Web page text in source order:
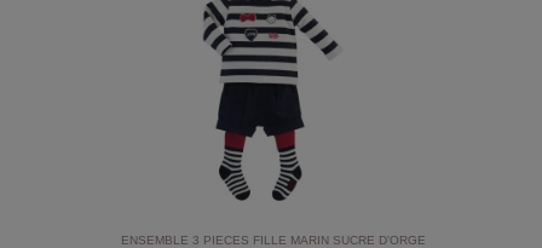
ENSEMBLE 3 PIECES FILLE MARIN SUCRE D'ORGE